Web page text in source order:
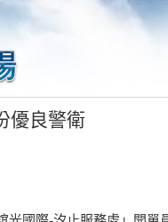
優良警衛